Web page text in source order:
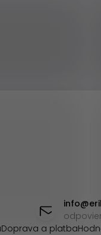
info@
Doprava a platba